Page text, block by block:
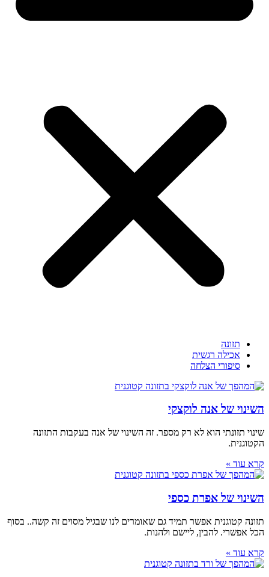
תזונה
אכילה רגשית
סיפורי הצלחה
השינוי של אנה לוקצקי
שינוי תזונתי הוא לא רק מספר. זה השינוי של אנה בעקבות התזונה
הקטוגנית.
קרא עוד »
השינוי של אפרת כספי
תזונה קטוגנית אפשר תמיד גם שאומרים לנו שבגיל מסוים זה קשה.. בסוף
הכל אפשרי. להבין, ליישם ולהנות.
קרא עוד »